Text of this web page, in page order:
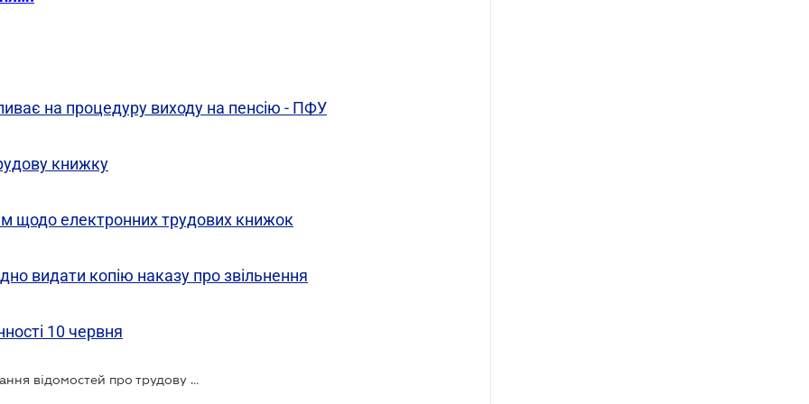
на процедуру виходу на пенсію - ПФУ
книжку
щодо електронних трудових книжок
видати копію наказу про звільнення
10 червня
З 23 липня діє новий механізм подання відомостей про трудову діяльність до ПФУ